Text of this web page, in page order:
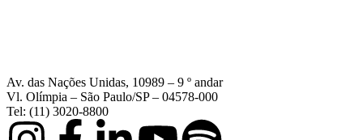
Av. das Nações Unidas, 10989 – 9 º andar
Vl. Olímpia – São Paulo/SP – 04578-000
Tel: (11) 3020-8800